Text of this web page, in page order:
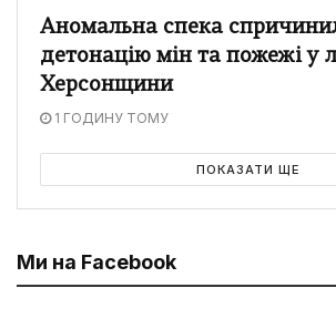
Аномальна спека
детонацію мін та пожежі у
Херсонщини
1 ГОДИНУ ТОМУ
ПОКАЗАТИ ЩЕ
Ми на Facebook